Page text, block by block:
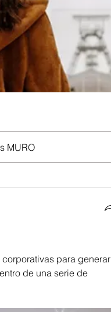
MURO
para generar
de una serie de